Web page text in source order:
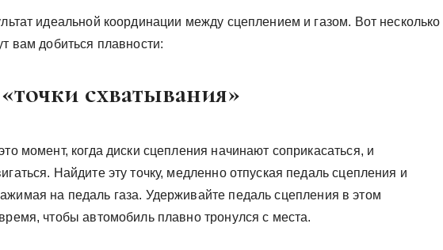
идеальной координации между сцеплением и газом. Вот несколько
вам добиться плавности:
схватывания»
момент, когда диски сцепления начинают соприкасаться, и
Найдите эту точку, медленно отпуская педаль сцепления и
на педаль газа. Удерживайте педаль сцепления в этом
чтобы автомобиль плавно тронулся с места.